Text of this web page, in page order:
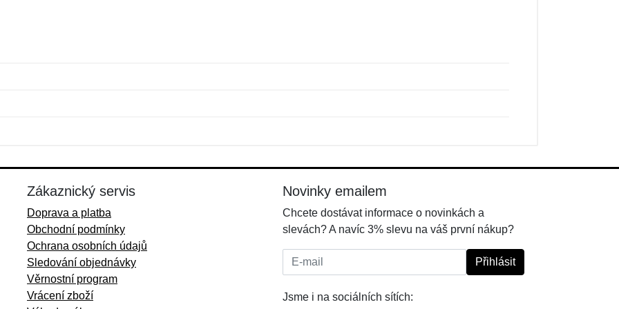
Zákaznický servis
Doprava a platba
Obchodní podmínky
Ochrana osobních údajů
Sledování objednávky
Věrnostní program
Vrácení zboží
Novinky emailem
Chcete dostávat informace o novinkách a
slevách? A navíc 3% slevu na váš první nákup?
E-mail: Přihlásit
Jsme i na sociálních sítích: